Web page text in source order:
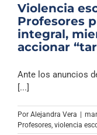
Violencia
Profesores
integral,
accionar
Ante los anuncios
[...]
Por Alejandra Vera |
Profesores violencia